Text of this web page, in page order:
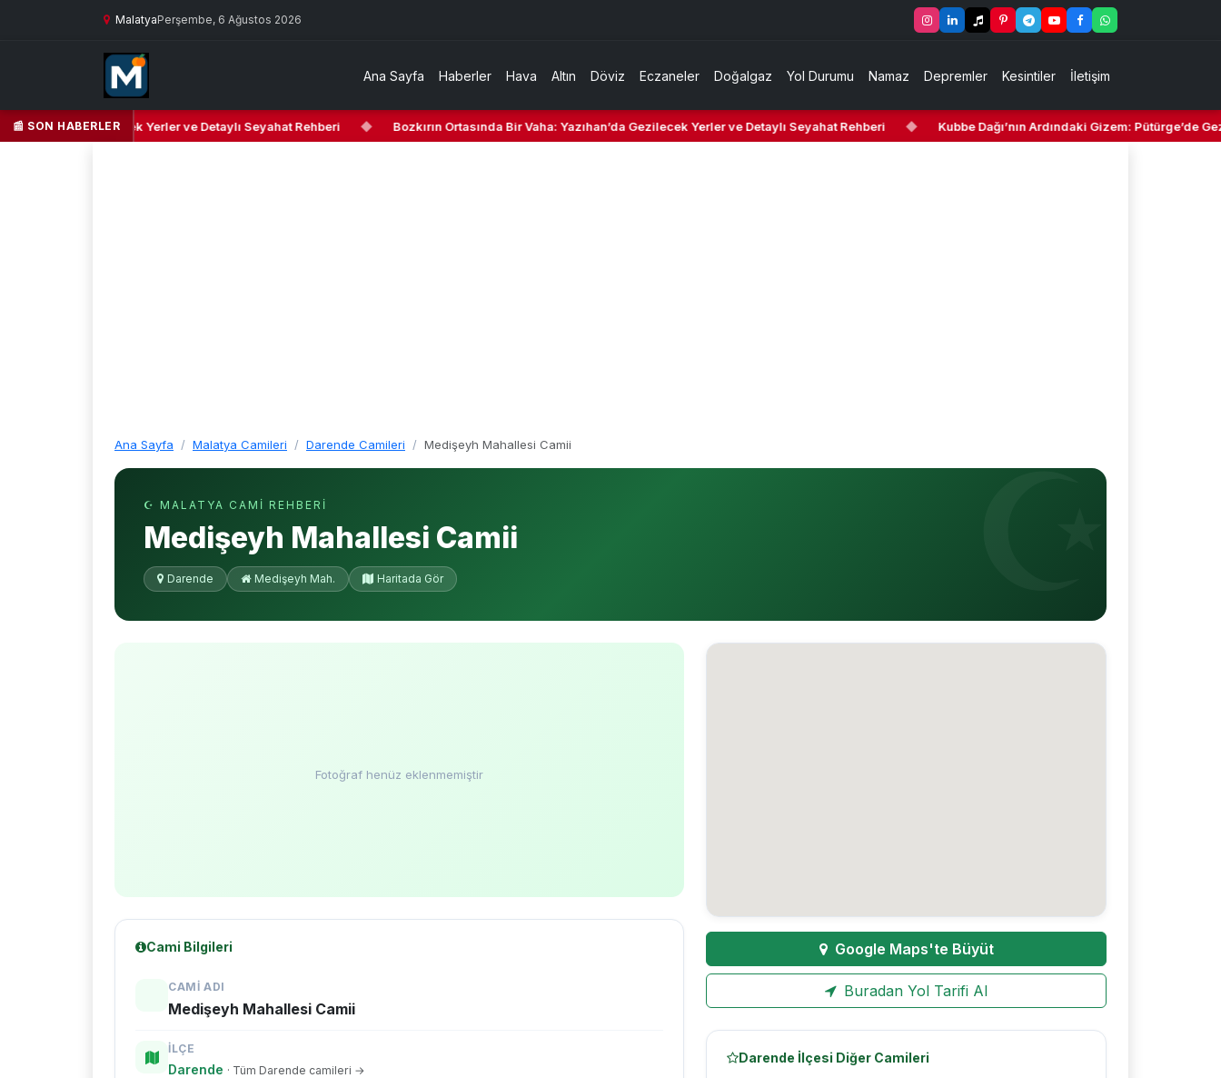
MalatyaPerşembe, 6 Ağustos 2026
Ana Sayfa Haberler Hava Altın Döviz Eczaneler Doğalgaz Yol Durumu Namaz Depremler Kesintiler İletişim
📰 SON HABERLERGezilecek Yerler ve Detaylı Seyahat Rehberi ◆ Bozkırın Ortasında Bir Vaha: Yazıhan’da Gezilecek Yerler ve Detaylı Seyahat Rehberi ◆ Kubbe Dağı’nın Ardındaki Gizem: Pütürge’de
Ana Sayfa Malatya Camileri Darende Camileri Medişeyh Mahallesi Camii
☪ MALATYA CAMI REHBERI
Medişeyh Mahallesi Camii
Darende Medişeyh Mah. Haritada Gör
Fotoğraf henüz eklenmemiştir
Cami Bilgileri
CAMI ADI
Medişeyh Mahallesi Camii
İLÇE
Darende · Tüm Darende camileri →
Google Maps'te Büyüt
Buradan Yol Tarifi Al
Darende İlçesi Diğer Camileri